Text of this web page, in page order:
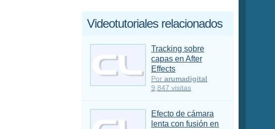
Videotutoriales relacionados
Tracking sobre
capas en After
Effects
Por arumadigital
9,847 visitas
Efecto de cámara
lenta con fusión en